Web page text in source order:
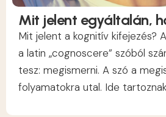
Mit jelent egyáltalán,
Mit jelent a kognitív kifejezés?
a latin „cognoscere” szóból
tesz: megismerni. A szó a
folyamatokra utal. Ide